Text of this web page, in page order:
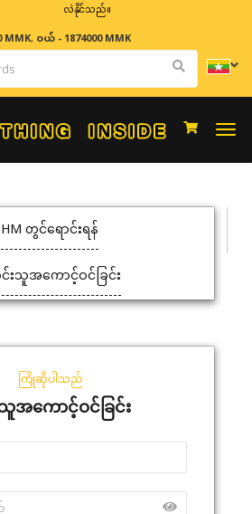
အမျှပြောင်းလဲနိုင်သည်။
MMK, ဝယ် - 1874000 MMK
HM တွင်ရောင်းရန်
းသူအကောင့်ဝင်ခြင်း
ကြိုဆိုပါသည်
ကောင့်ဝင်ခြင်း